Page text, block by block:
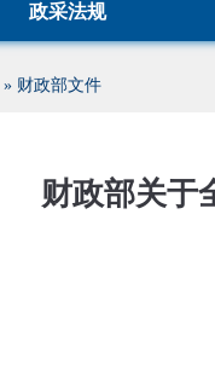
政采法规
» 财政部文件
财政部关于